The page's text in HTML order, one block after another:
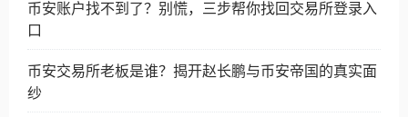
币安账户找不到了？别慌，三步帮你找回交易所登录入
口
币安交易所老板是谁？揭开赵长鹏与币安帝国的真实面
纱